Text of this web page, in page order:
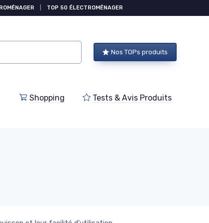
TOP 50 ÉLECTROMÉNAGER
Nos TOPs produits
Shopping Tests & Avis Produits